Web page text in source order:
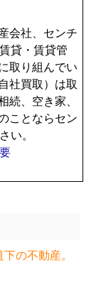
会社、センチ
貸・賃貸管
取り組んでい
社買取）は取
、空き家、
ことならセン
い。
の不動産。